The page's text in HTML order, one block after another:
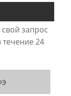
свой запрос
24